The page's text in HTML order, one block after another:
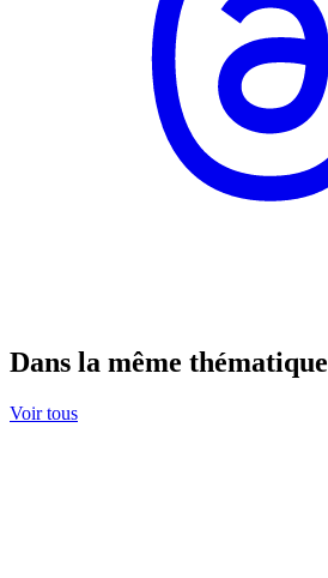
Dans la même thématique
Voir tous